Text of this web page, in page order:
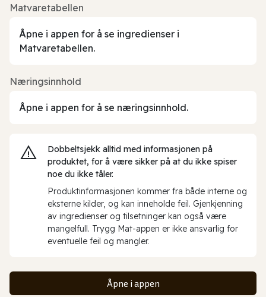
Matvaretabellen
Åpne i appen for å se ingredienser i
Matvaretabellen.
Næringsinnhold
Åpne i appen for å se næringsinnhold.
Dobbeltsjekk alltid med informasjonen på
produktet, for å være sikker på at du ikke spiser
noe du ikke tåler.
Produktinformasjonen kommer fra både interne og
eksterne kilder, og kan inneholde feil. Gjenkjenning
av ingredienser og tilsetninger kan også være
mangelfull. Trygg Mat-appen er ikke ansvarlig for
eventuelle feil og mangler.
Åpne i appen